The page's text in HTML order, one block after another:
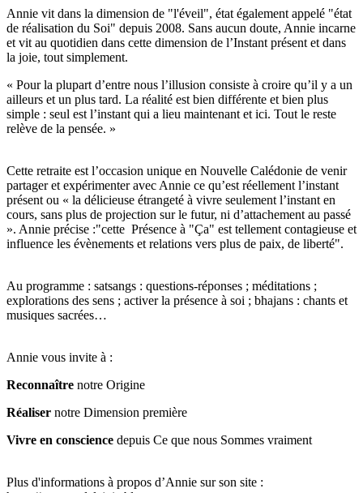
Annie vit dans la dimension de "l'éveil", état également appelé "état
de réalisation du Soi" depuis 2008. Sans aucun doute, Annie incarne
et vit au quotidien dans cette dimension de l’Instant présent et dans
la joie, tout simplement.
« Pour la plupart d’entre nous l’illusion consiste à croire qu’il y a un
ailleurs et un plus tard. La réalité est bien différente et bien plus
simple : seul est l’instant qui a lieu maintenant et ici. Tout le reste
relève de la pensée. »
Cette retraite est l’occasion unique en Nouvelle Calédonie de venir
partager et expérimenter avec Annie ce qu’est réellement l’instant
présent ou « la délicieuse étrangeté à vivre seulement l’instant en
cours, sans plus de projection sur le futur, ni d’attachement au passé
». Annie précise :"cette Présence à "Ça" est tellement contagieuse et
influence les évènements et relations vers plus de paix, de liberté".
Au programme : satsangs : questions-réponses ; méditations ;
explorations des sens ; activer la présence à soi ; bhajans : chants et
musiques sacrées…
Annie vous invite à :
Reconnaître notre Origine
Réaliser notre Dimension première
Vivre en conscience depuis Ce que nous Sommes vraiment
Plus d'informations à propos d’Annie sur son site :